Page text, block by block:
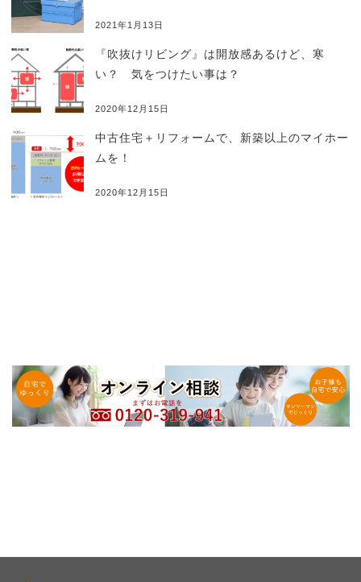
2021年1月13日
『吹抜けリビング』は開放感あるけど、寒
い？ 気をつけたい事は？
2020年12月15日
中古住宅＋リフォームで、新築以上のマイホー
ムを！
2020年12月15日